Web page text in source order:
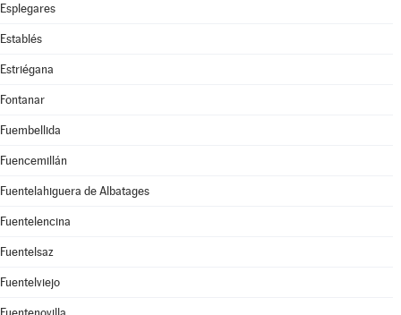
Esplegares
Establés
Estriégana
Fontanar
Fuembellida
Fuencemillán
Fuentelahiguera de Albatages
Fuentelencina
Fuentelsaz
Fuentelviejo